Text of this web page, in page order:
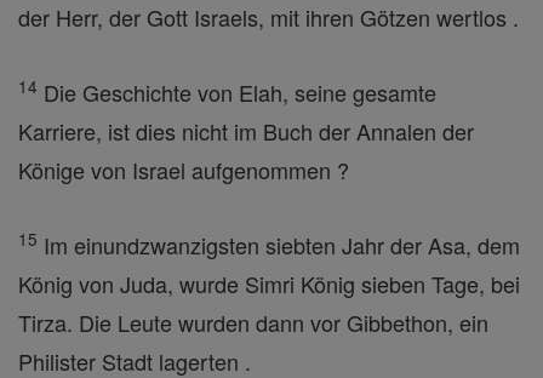
der Herr, der Gott Israels, mit ihren Götzen wertlos .
14 Die Geschichte von Elah, seine gesamte
Karriere, ist dies nicht im Buch der Annalen der
Könige von Israel aufgenommen ?
15 Im einundzwanzigsten siebten Jahr der Asa, dem
König von Juda, wurde Simri König sieben Tage, bei
Tirza. Die Leute wurden dann vor Gibbethon, ein
Philister Stadt lagerten .